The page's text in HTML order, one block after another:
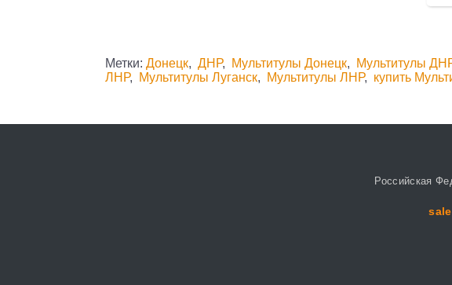
Метки:Донецк,ДНР, Мультитулы Донецк, Мультитулы
ЛНР, Мультитулы Луганск, Мультитулы ЛНР, купить
Российская